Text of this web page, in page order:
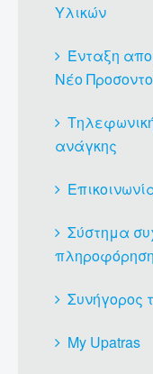
Υλικών
Ένταξη
Νέο
ανάγκης
Σύστημα
Συνήγορος
My Upatras